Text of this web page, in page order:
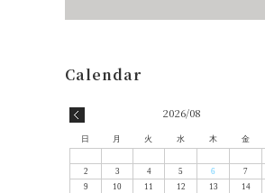
2026/08
日 月 火 水 木 金
2
3 4 5 6 7
9
10 11 12 13 14